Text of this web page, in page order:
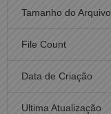
Tamanho do Arquivo
File Count
Data de Criação
Ultima Atualização